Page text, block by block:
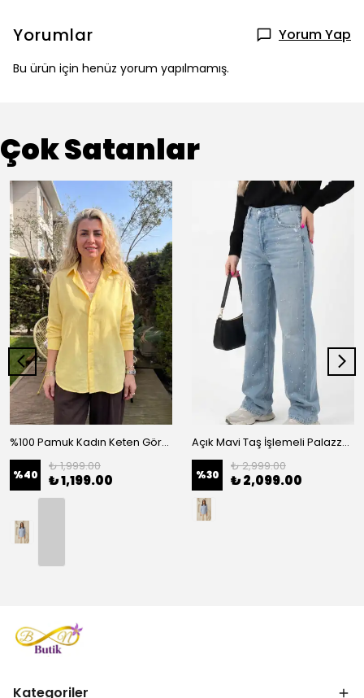
Yorumlar Yorum Yap
Bu ürün için henüz yorum yapılmamış.
Çok Satanlar
%100 Pamuk Kadın Keten Görünümlü Oversize Gömlek - Rahat Kesim Basic - Sarı
%40
₺ 1,999.00
₺ 1,199.00
Açık Mavi Taş İşlemeli Palazzo Kadın Kot Pantolon - Mavi
%30
₺ 2,999.00
₺ 2,099.00
Kategoriler